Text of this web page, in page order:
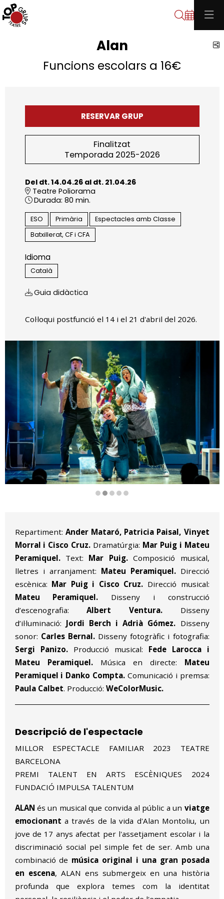
Cerca
Alan
Funcions escolars a 16€
RESERVAR GRUP
Finalitzat
Temporada 2025-2026
Del dt. 14.04.26al dt. 21.04.26
Teatre Poliorama
Durada: 80 min.
ESO Primària
Espectacles amb Classe
Batxillerat, CF i CFA
Idioma
Català
Guia didàctica
Col·loqui postfunció el 14 i el 21 d'abril del 2026.
Repartiment: Ander Mataró, Patricia Paisal, Vinyet
Morral i Cisco Cruz. Dramatúrgia: Mar Puig i Mateu
Peramiquel.Text: Mar Puig.Composició musical,
lletres i arranjament: Mateu Peramiquel.Direcció
escènica: Mar Puig i Cisco Cruz. Direcció musical:
Mateu Peramiquel. Disseny i construcció
d’escenografia: Albert Ventura.Disseny
d’il·luminació: Jordi Berch i Adrià Gómez. Disseny
sonor: Carles Bernal.Disseny fotogràfic i fotografia:
Sergi Panizo.Producció musical: Fede Larocca i
Mateu Peramiquel.Música en directe: Mateu
Peramiquel i Danko Compta. Comunicació i premsa:
Paula Calbet. Producció: WeColorMusic.
Descripció de l'espectacle
MILLOR ESPECTACLE FAMILIAR 2023 TEATRE
BARCELONA
PREMI TALENT EN ARTS ESCÈNIQUES 2024
FUNDACIÓ IMPULSA TALENTUM
ALAN és un musical que convida al públic a un viatge
emocionant a través de la vida d'Alan Montoliu, un
jove de 17 anys afectat per l'assetjament escolar i la
discriminació social pel simple fet de ser. Amb una
combinació de música original i una gran posada
en escena, ALAN ens submergeix en una història
profunda que explora temes com la identitat